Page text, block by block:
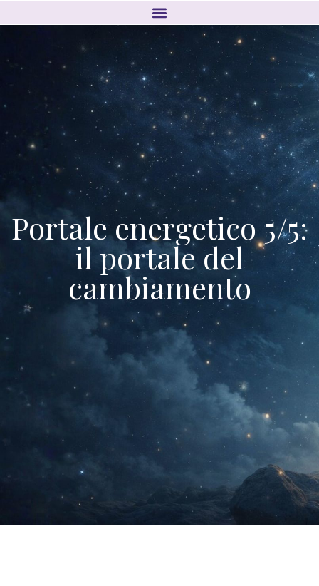
Portale energetico 5/5:
il portale del
cambiamento